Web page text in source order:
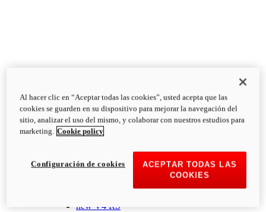
Diavel
V4
Diavel V4
126 NmTorque
223 kg
PESO HÚMEDO SIN
new V4 RS
Al hacer clic en “Aceptar todas las cookies”, usted acepta que las
cookies se guarden en su dispositivo para mejorar la navegación del
sitio, analizar el uso del mismo, y colaborar con nuestros estudios para
marketing. Cookie policy
ACEPTAR TODAS LAS
COOKIES
Configuración de cookies